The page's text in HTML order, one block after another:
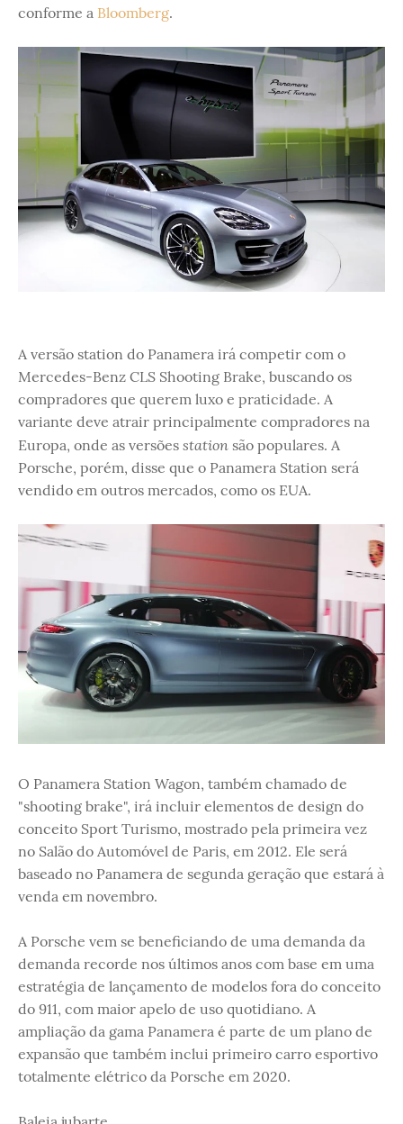
conforme a Bloomberg.
A versão station do Panamera irá competir com o
Mercedes-Benz CLS Shooting Brake, buscando os
compradores que querem luxo e praticidade. A
variante deve atrair principalmente compradores na
Europa, onde as versões station são populares. A
Porsche, porém, disse que o Panamera Station será
vendido em outros mercados, como os EUA.
O Panamera Station Wagon, também chamado de
"shooting brake", irá incluir elementos de design do
conceito Sport Turismo, mostrado pela primeira vez
no Salão do Automóvel de Paris, em 2012. Ele será
baseado no Panamera de segunda geração que estará à
venda em novembro.
A Porsche vem se beneficiando de uma demanda da
demanda recorde nos últimos anos com base em uma
estratégia de lançamento de modelos fora do conceito
do 911, com maior apelo de uso quotidiano. A
ampliação da gama Panamera é parte de um plano de
expansão que também inclui primeiro carro esportivo
totalmente elétrico da Porsche em 2020.